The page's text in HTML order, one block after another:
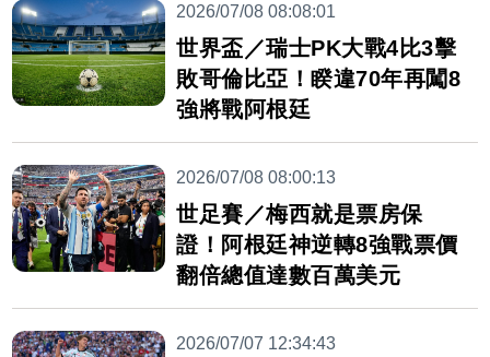
2026/07/08 08:08:01
世界盃／瑞士PK大戰4比3擊
敗哥倫比亞！睽違70年再闖8
強將戰阿根廷
2026/07/08 08:00:13
世足賽／梅西就是票房保
證！阿根廷神逆轉8強戰票價
翻倍總值達數百萬美元
2026/07/07 12:34:43